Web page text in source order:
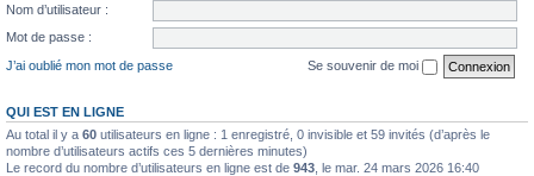
Nom d’utilisateur :
Mot de passe :
J’ai oublié mon mot de passe
Se souvenir de moi
QUI EST EN LIGNE
Au total il y a 60 utilisateurs en ligne : 1 enregistré, 0 invisible et 59 invités (d’après le
nombre d’utilisateurs actifs ces 5 dernières minutes)
Le record du nombre d’utilisateurs en ligne est de 943 , le mar. 24 mars 2026 16:40